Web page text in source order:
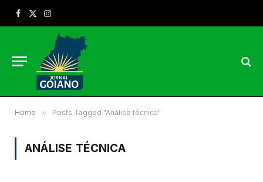
Facebook
X
Instagram
Home » Posts Tagged "Análise técnica"
ANÁLISE TÉCNICA